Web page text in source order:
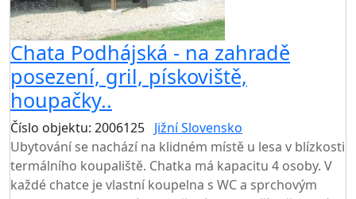
Chata Podhájská - na zahradě
posezení, gril, pískoviště,
houpačky..
Číslo objektu: 2006125 Jižní Slovensko
Ubytování se nachází na klidném místě u lesa v blízkosti
termálního koupaliště. Chatka má kapacitu 4 osoby. V
každé chatce je vlastní koupelna s WC a sprchovým